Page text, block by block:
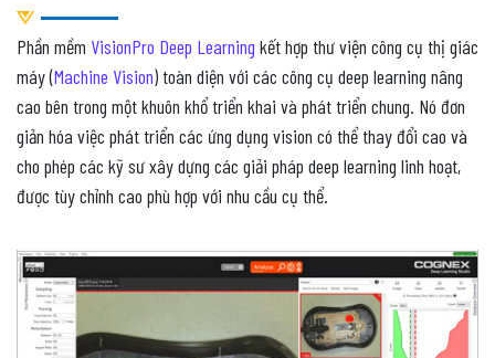
Phần mềm VisionPro Deep Learning kết hợp thư viện công cụ thị giác
máy (Machine Vision) toàn diện với các công cụ deep learning nâng
cao bên trong một khuôn khổ triển khai và phát triển chung. Nó đơn
giản hóa việc phát triển các ứng dụng vision có thể thay đổi cao và
cho phép các kỹ sư xây dựng các giải pháp deep learning linh hoạt,
được tùy chỉnh cao phù hợp với nhu cầu cụ thể.